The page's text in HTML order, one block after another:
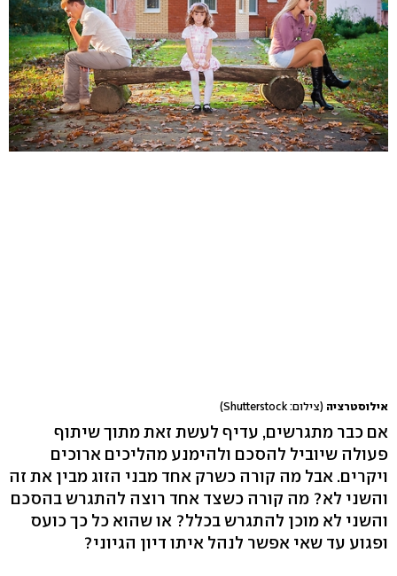
אילוסטרציה (צילום: Shutterstock)
אם כבר מתגרשים, עדיף לעשת זאת מתוך שיתוף
פעולה שיוביל להסכם ולהימנע מהליכים ארוכים
ויקרים. אבל מה קורה כשרק אחד מבני הזוג מבין את זה
והשני לא? מה קורה כשצד אחד רוצה להתגרש בהסכם
והשני לא מוכן להתגרש בכלל? או שהוא כל כך כועס
ופגוע עד שאי אפשר לנהל איתו דיון הגיוני?